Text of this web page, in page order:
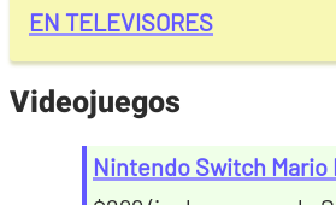
EN TELEVISORES
Videojuegos
Nintendo Switch Mario